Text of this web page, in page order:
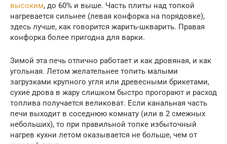
высоким, до 60% и выше. Часть плиты над топкой
нагревается сильнее (левая конфорка на порядовке),
здесь лучше, как говорится жарить-шкварить. Правая
конфорка более пригодна для варки.
Зимой эта печь отлично работает и как дровяная, и как
угольная. Летом желательнее топить малыми
загрузками крупного угля или древесными брикетами,
сухие дрова в жару слишком быстро прогорают и расход
топлива получается великоват. Если канальная часть
печи выходит в соседнюю комнату (или в 2 смежных
небольших), то при правильной топке избыточный
нагрев кухни летом оказывается не больше, чем от